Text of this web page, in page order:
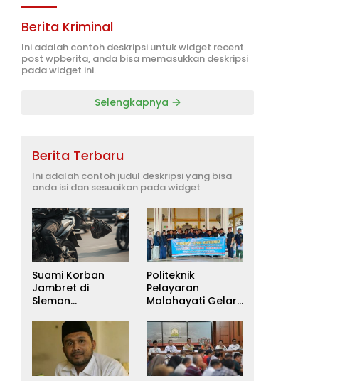
Berita Kriminal
Ini adalah contoh deskripsi untuk widget recent
post wpberita, anda bisa memasukkan deskripsi
pada widget ini.
Selengkapnya
Berita Terbaru
Ini adalah contoh judul deskripsi yang bisa
anda isi dan sesuaikan pada widget
Suami Korban
Jambret di
Sleman
Sebagai
Tersangka, DPR
Turun Tangan
Cari Keadilan
Politeknik
Pelayaran
Malahayati Gelar
untuk Warga
Terdampak Banjir
di Pidie Jaya